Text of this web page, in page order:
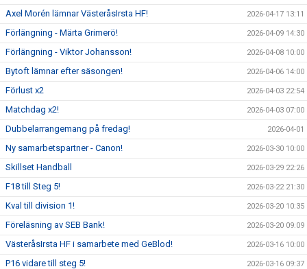
Axel Morén lämnar VästeråsIrsta HF! 2026-04-17 13:11
Förlängning - Märta Grimerö! 2026-04-09 14:30
Förlängning - Viktor Johansson! 2026-04-08 10:00
Bytoft lämnar efter säsongen! 2026-04-06 14:00
Förlust x2 2026-04-03 22:54
Matchdag x2! 2026-04-03 07:00
Dubbelarrangemang på fredag! 2026-04-01
Ny samarbetspartner - Canon! 2026-03-30 10:00
Skillset Handball 2026-03-29 22:26
F18 till Steg 5! 2026-03-22 21:30
Kval till division 1! 2026-03-20 10:35
Föreläsning av SEB Bank! 2026-03-20 09:09
VästeråsIrsta HF i samarbete med GeBlod! 2026-03-16 10:00
P16 vidare till steg 5! 2026-03-16 09:37